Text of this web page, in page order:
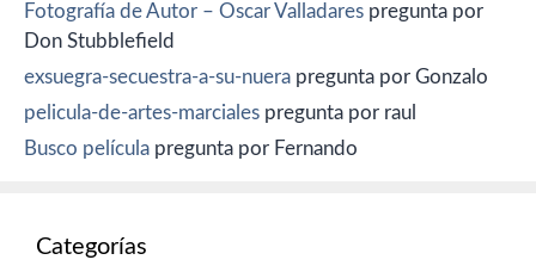
Fotografía de Autor – Oscar Valladares pregunta por
Don Stubblefield
exsuegra-secuestra-a-su-nuera pregunta por Gonzalo
pelicula-de-artes-marciales pregunta por raul
Busco película pregunta por Fernando
Categorías